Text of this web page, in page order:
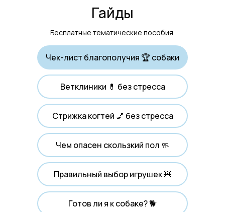
Бесплатные тематические пособия.
Ветклиники 💊 без стресса
Гайды
Готов ли я к собаке? 🐕
Правильный выбор игрушек 🧸
Чем опасен скользкий пол 🧼
Стрижка когтей 💅 без стресса
Чек-лист благополучия 🏆 собаки